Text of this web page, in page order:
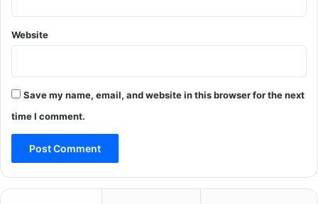
Website
Save my name, email, and website in this browser for the next
time I comment.